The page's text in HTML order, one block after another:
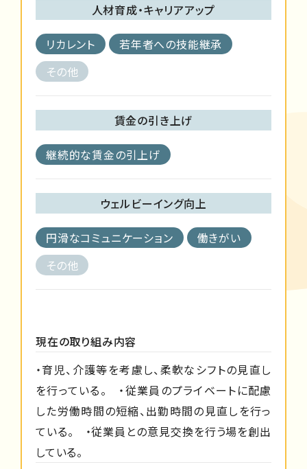
人材育成・キャリアアップ
リカレント
若年者への技能継承
その他
賃金の引き上げ
継続的な賃金の引上げ
ウェルビーイング向上
円滑なコミュニケーション
働きがい
その他
現在の取り組み内容
・育児、介護等を考慮し、柔軟なシフトの見直し
を行っている。 ・従業員のプライベートに配慮
した労働時間の短縮、出勤時間の見直しを行っ
ている。 ・従業員との意見交換を行う場を創出
している。